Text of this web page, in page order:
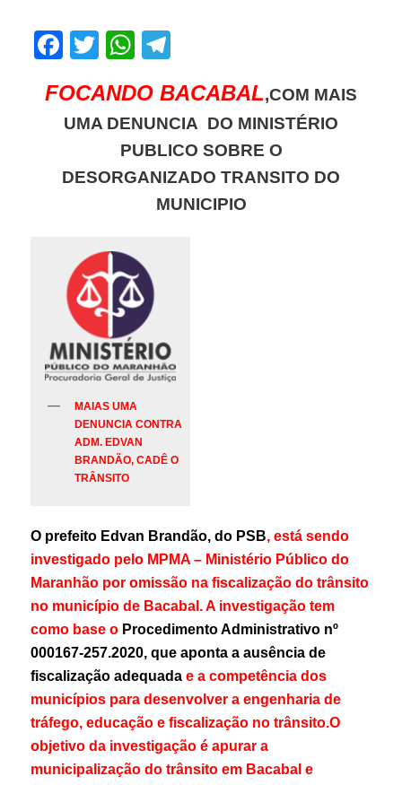
Facebook
TwitterWhatsApp
FOCANDO BACABAL,COM MAIS
UMA DENUNCIA DO MINISTÉRIO
PUBLICO SOBRE O
DESORGANIZADO TRANSITO DO
MUNICIPIO
MAIAS UMA
DENUNCIA CONTRA
ADM. EDVAN
BRANDÃO, CADÊ O
TRÂNSITO
O prefeito Edvan Brandão, do PSB, está sendo
investigado pelo MPMA – Ministério Público do
Maranhão por omissão na fiscalização do trânsito
no município de Bacabal. A investigação tem
como base o Procedimento Administrativo nº
000167-257.2020, que aponta a ausência de
fiscalização adequada e a competência dos
municípios para desenvolver a engenharia de
tráfego, educação e fiscalização no trânsito.O
objetivo da investigação é apurar a
municipalização do trânsito em Bacabal e